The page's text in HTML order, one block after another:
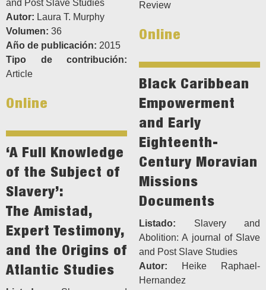
Review
Online
and Post Slave Studies
Autor: Laura T. Murphy
Volumen: 36
Año de publicación: 2015
Tipo de contribución:
Article
Online
Black Caribbean
Empowerment
and Early
Eighteenth-
Century Moravian
Missions
Documents
Listado: Slavery and
Abolition: A journal of Slave
and Post Slave Studies
Autor: Heike Raphael-
Hernandez
‘A Full Knowledge
of the Subject of
Slavery’:
The Amistad,
Expert Testimony,
and the Origins of
Atlantic Studies